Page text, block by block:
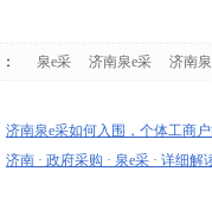
泉e采 济南泉e采 济南
济南泉e采如何入围，个体工商
济南 · 政府采购 · 泉e采 · 详细